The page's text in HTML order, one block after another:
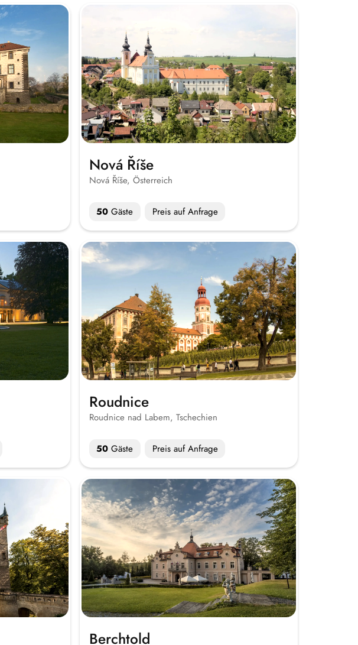
Nová Říše
Nová Říše, Österreich
50 Gäste Preis auf Anfrage
Roudnice
Roudnice nad Labem, Tschechien
50 Gäste Preis auf Anfrage
Berchtold